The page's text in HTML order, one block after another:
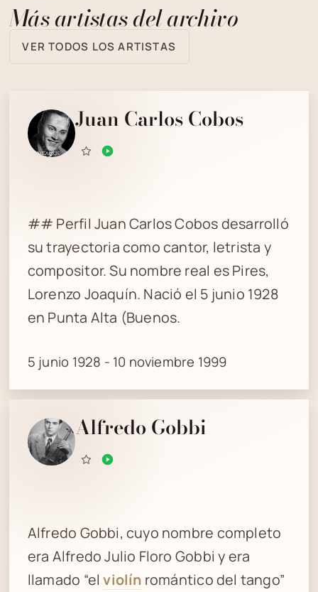
Más artistas del archivo
VER TODOS LOS ARTISTAS
Juan Carlos Cobos
## Perfil Juan Carlos Cobos desarrolló
su trayectoria como cantor, letrista y
compositor. Su nombre real es Pires,
Lorenzo Joaquín. Nació el 5 junio 1928
en Punta Alta (Buenos.
5 junio 1928 - 10 noviembre 1999
Alfredo Gobbi
Alfredo Gobbi, cuyo nombre completo
era Alfredo Julio Floro Gobbi y era
llamado “elviolín romántico del tango”